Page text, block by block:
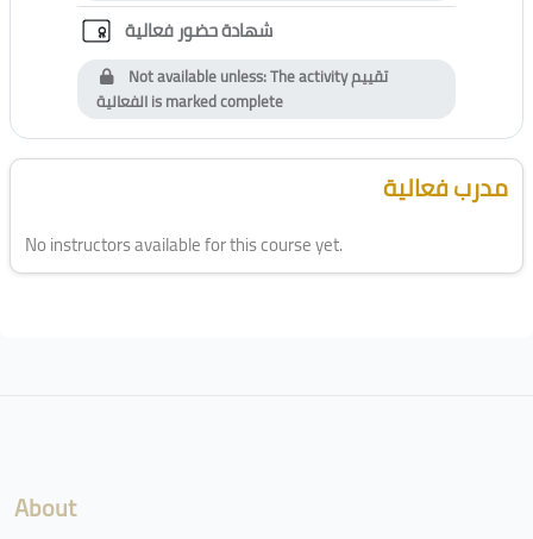
شهادة حضور فعاليةCustom certificate
Not available unless: The activityتقييم
الفعاليةis marked complete
Blocks
Skip [Cocoon] Course Instructor مدرب فعالية
No instructors available for this course yet.
About